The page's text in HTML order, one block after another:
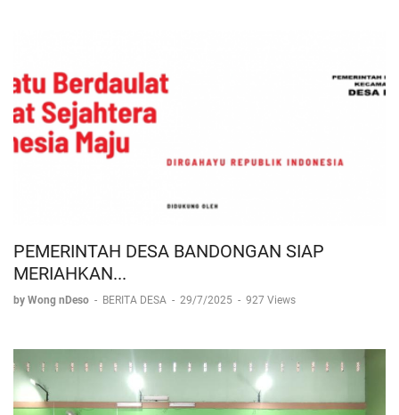
PEMERINTAH DESA BANDONGAN SIAP
MERIAHKAN...
by Wong nDeso - BERITA DESA - 29/7/2025 - 927 Views